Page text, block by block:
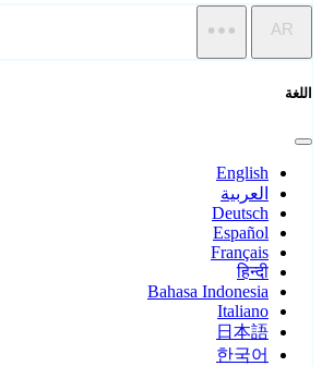
AR
اللغة
English
العربية
Deutsch
Español
Français
हिन्दी
Bahasa Indonesia
Italiano
日本語
한국어